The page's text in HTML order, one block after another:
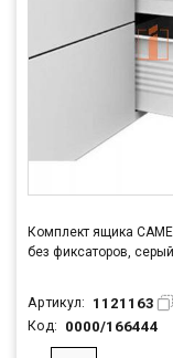
Комплект ящика
без фиксаторов, серый
Артикул: 1121163
Код: 0000/166444